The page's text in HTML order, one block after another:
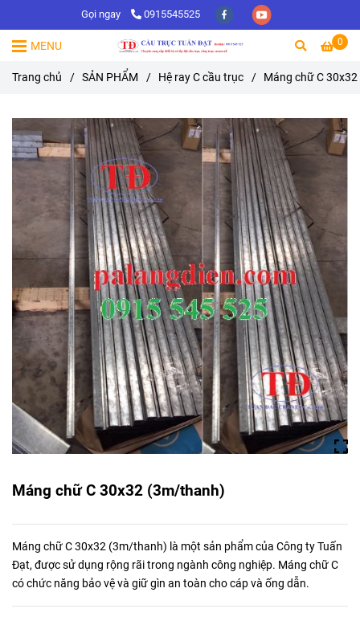
Gọi ngay 0915545525
0
MENU
Trang chủ / SẢN PHẨM / Hệ ray C cầu trục / Máng chữ C
Máng chữ C 30x32 (3m/thanh)
Máng chữ C 30x32 (3m/thanh) là một sản phẩm của Công ty Tuấn
Đạt, được sử dụng rộng rãi trong ngành công nghiệp. Máng chữ C
có chức năng bảo vệ và giữ gìn an toàn cho cáp và ống dẫn.